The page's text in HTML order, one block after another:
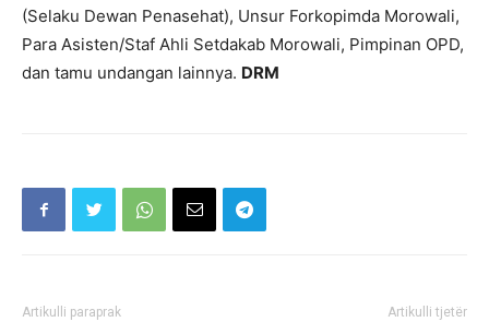
(Selaku Dewan Penasehat), Unsur Forkopimda Morowali,
Para Asisten/Staf Ahli Setdakab Morowali, Pimpinan OPD,
dan tamu undangan lainnya. DRM
Artikulli paraprak Artikulli tjetër